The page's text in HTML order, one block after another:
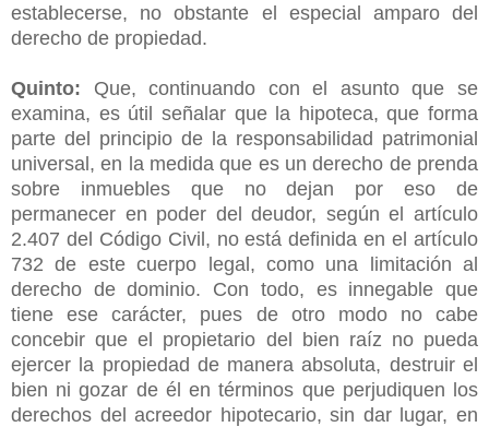
establecerse, no obstante el especial amparo del
derecho de propiedad.
Quinto: Que, continuando con el asunto que se
examina, es útil señalar que la hipoteca, que forma
parte del principio de la responsabilidad patrimonial
universal, en la medida que es un derecho de prenda
sobre inmuebles que no dejan por eso de
permanecer en poder del deudor, según el artículo
2.407 del Código Civil, no está definida en el artículo
732 de este cuerpo legal, como una limitación al
derecho de dominio. Con todo, es innegable que
tiene ese carácter, pues de otro modo no cabe
concebir que el propietario del bien raíz no pueda
ejercer la propiedad de manera absoluta, destruir el
bien ni gozar de él en términos que perjudiquen los
derechos del acreedor hipotecario, sin dar lugar, en